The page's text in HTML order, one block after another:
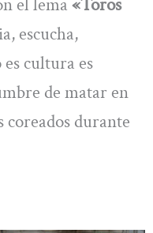
el lema «Toros
escucha,
cultura es
de matar en
durante